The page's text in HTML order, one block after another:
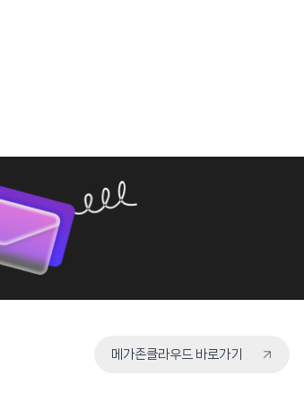
메가존클라우드 바로가기